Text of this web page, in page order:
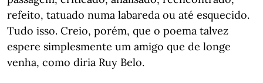
refeito, tatuado numa labareda ou até esquecido.
Tudo isso. Creio, porém, que o poema talvez
espere simplesmente um amigo que de longe
venha, como diria Ruy Belo.